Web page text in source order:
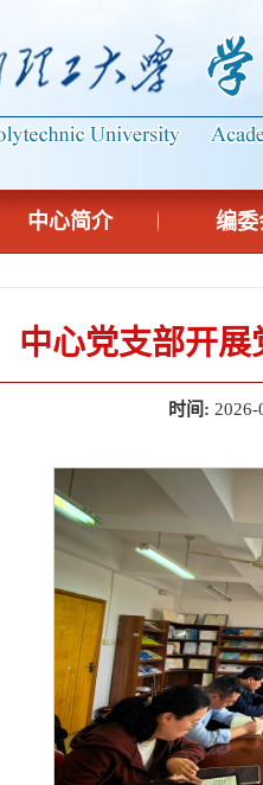
中心简介 编委
中心党支部开
时间: 2026-